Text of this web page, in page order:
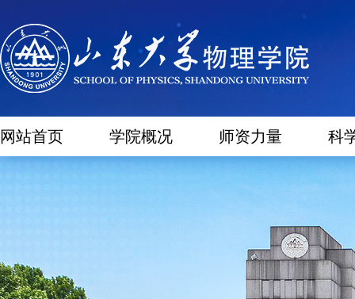
网站首页 学院概况 师资力量 科